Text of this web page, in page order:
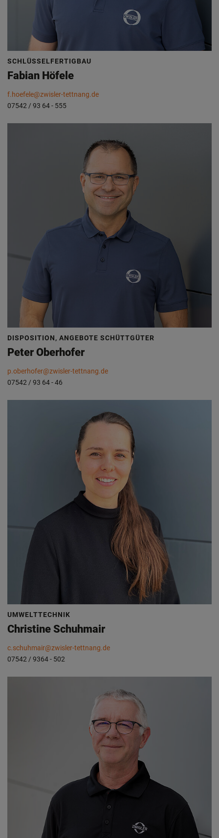
SCHLÜSSELFERTIGBAU
Fabian Höfele
f.hoefele@zwisler-tettnang.de
07542 / 93 64 - 555
DISPOSITION, ANGEBOTE SCHÜTTGÜTER
Peter Oberhofer
p.oberhofer@zwisler-tettnang.de
07542 / 93 64 - 46
UMWELTTECHNIK
Christine Schuhmair
c.schuhmair@zwisler-tettnang.de
07542 / 9364 - 502